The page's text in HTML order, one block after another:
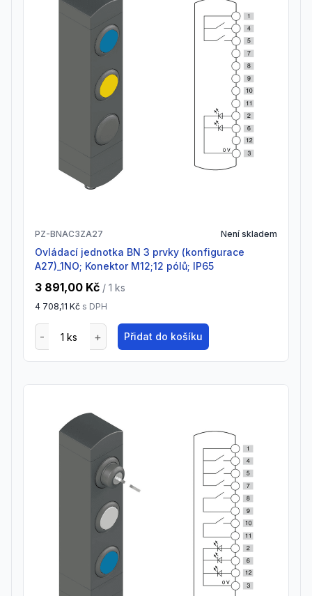
PZ-BNAC3ZA27 Není skladem
Ovládací jednotka BN 3 prvky (konfigurace
A27)_1NO; Konektor M12;12 pólů; IP65
3 891,00 Kč / 1 ks
4 708,11 Kč s DPH
Přidat do košíku